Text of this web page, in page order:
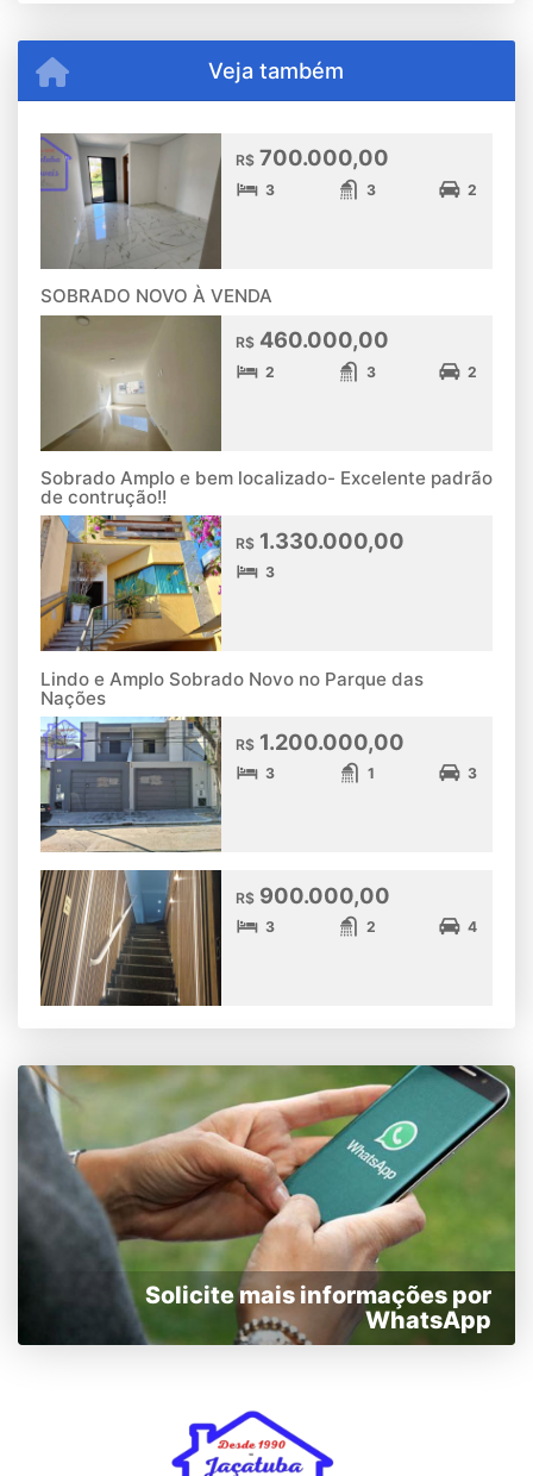
Veja também
R$ 700.000,00
3 3 2
SOBRADO NOVO À VENDA
R$ 460.000,00
2 3 2
Sobrado Amplo e bem localizado- Excelente padrão
de contrução!!
R$ 1.330.000,00
3
Lindo e Amplo Sobrado Novo no Parque das
Nações
R$ 1.200.000,00
3 1 3
R$ 900.000,00
3 2 4
Solicite mais informações por
WhatsApp